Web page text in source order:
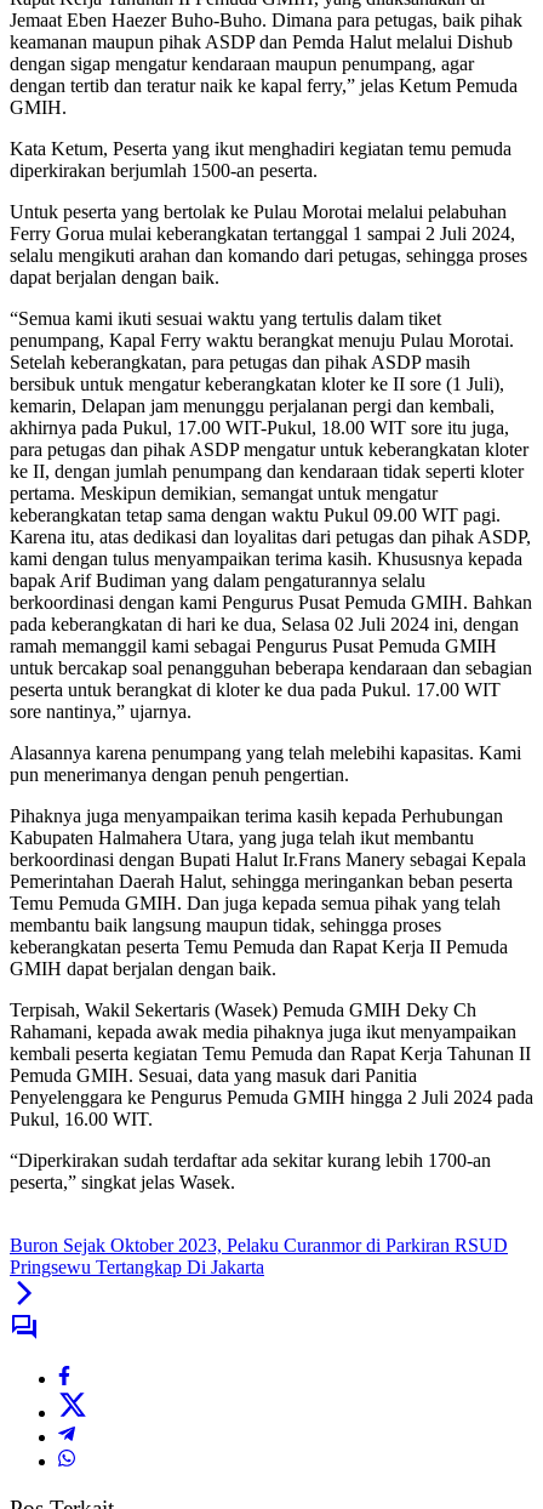
Jemaat Eben Haezer Buho-Buho. Dimana para petugas, baik pihak
keamanan maupun pihak ASDP dan Pemda Halut melalui Dishub
dengan sigap mengatur kendaraan maupun penumpang, agar
dengan tertib dan teratur naik ke kapal ferry,” jelas Ketum Pemuda
GMIH.
Kata Ketum, Peserta yang ikut menghadiri kegiatan temu pemuda
diperkirakan berjumlah 1500-an peserta.
Untuk peserta yang bertolak ke Pulau Morotai melalui pelabuhan
Ferry Gorua mulai keberangkatan tertanggal 1 sampai 2 Juli 2024,
selalu mengikuti arahan dan komando dari petugas, sehingga proses
dapat berjalan dengan baik.
“Semua kami ikuti sesuai waktu yang tertulis dalam tiket
penumpang, Kapal Ferry waktu berangkat menuju Pulau Morotai.
Setelah keberangkatan, para petugas dan pihak ASDP masih
bersibuk untuk mengatur keberangkatan kloter ke II sore (1 Juli),
kemarin, Delapan jam menunggu perjalanan pergi dan kembali,
akhirnya pada Pukul, 17.00 WIT-Pukul, 18.00 WIT sore itu juga,
para petugas dan pihak ASDP mengatur untuk keberangkatan kloter
ke II, dengan jumlah penumpang dan kendaraan tidak seperti kloter
pertama. Meskipun demikian, semangat untuk mengatur
keberangkatan tetap sama dengan waktu Pukul 09.00 WIT pagi.
Karena itu, atas dedikasi dan loyalitas dari petugas dan pihak ASDP,
kami dengan tulus menyampaikan terima kasih. Khususnya kepada
bapak Arif Budiman yang dalam pengaturannya selalu
berkoordinasi dengan kami Pengurus Pusat Pemuda GMIH. Bahkan
pada keberangkatan di hari ke dua, Selasa 02 Juli 2024 ini, dengan
ramah memanggil kami sebagai Pengurus Pusat Pemuda GMIH
untuk bercakap soal penangguhan beberapa kendaraan dan sebagian
peserta untuk berangkat di kloter ke dua pada Pukul. 17.00 WIT
sore nantinya,” ujarnya.
Alasannya karena penumpang yang telah melebihi kapasitas. Kami
pun menerimanya dengan penuh pengertian.
Pihaknya juga menyampaikan terima kasih kepada Perhubungan
Kabupaten Halmahera Utara, yang juga telah ikut membantu
berkoordinasi dengan Bupati Halut Ir.Frans Manery sebagai Kepala
Pemerintahan Daerah Halut, sehingga meringankan beban peserta
Temu Pemuda GMIH. Dan juga kepada semua pihak yang telah
membantu baik langsung maupun tidak, sehingga proses
keberangkatan peserta Temu Pemuda dan Rapat Kerja II Pemuda
GMIH dapat berjalan dengan baik.
Terpisah, Wakil Sekertaris (Wasek) Pemuda GMIH Deky Ch
Rahamani, kepada awak media pihaknya juga ikut menyampaikan
kembali peserta kegiatan Temu Pemuda dan Rapat Kerja Tahunan II
Pemuda GMIH. Sesuai, data yang masuk dari Panitia
Penyelenggara ke Pengurus Pemuda GMIH hingga 2 Juli 2024 pada
Pukul, 16.00 WIT.
“Diperkirakan sudah terdaftar ada sekitar kurang lebih 1700-an
peserta,” singkat jelas Wasek.
Buron Sejak Oktober 2023, Pelaku Curanmor di Parkiran RSUD
Pringsewu Tertangkap Di Jakarta